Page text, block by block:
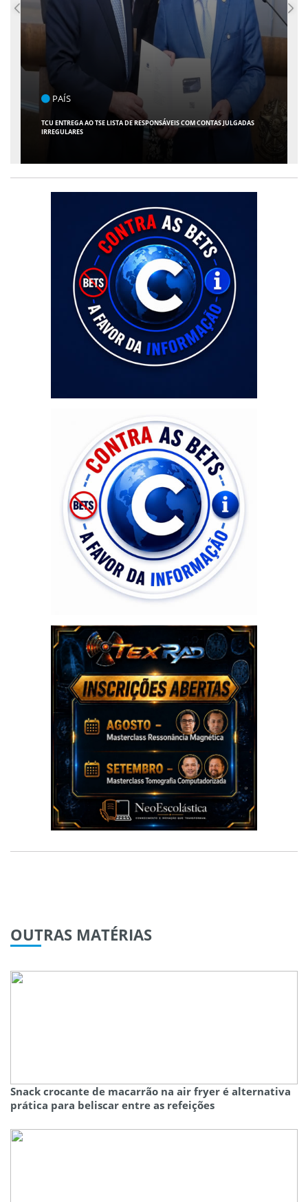
ENTRETENIMENTO
ARACAJU RECEBE ESPETÁCULO INFANTIL "SPIDEY E SEUS AMIGOS" COM
AVENTURA AO VIVO NO TEATRO ATHENEU
OUTRAS MATÉRIAS
Snack crocante de macarrão na air fryer é alternativa
prática para beliscar entre as refeições